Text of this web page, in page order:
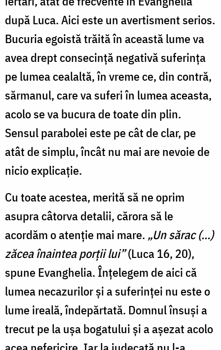
după Luca. Aici este un avertisment serios.
Bucuria egoistă trăită în această lume va
avea drept consecință negativă suferința
pe lumea cealaltă, în vreme ce, din contră,
sărmanul, care va suferi în lumea aceasta,
acolo se va bucura de toate din plin.
Sensul parabolei este pe cât de clar, pe
atât de simplu, încât nu mai are nevoie de
nicio explicație.
Cu toate acestea, merită să ne oprim
asupra câtorva detalii, cărora să le
acordăm o atenție mai mare. „Un sărac (...)
zăcea înaintea porţii lui”(Luca 16, 20),
spune Evanghelia. Înțelegem de aici că
lumea necazurilor și a suferinței nu este o
lume ireală, îndepărtată. Domnul însuși a
trecut pe la ușa bogatului și a așezat acolo